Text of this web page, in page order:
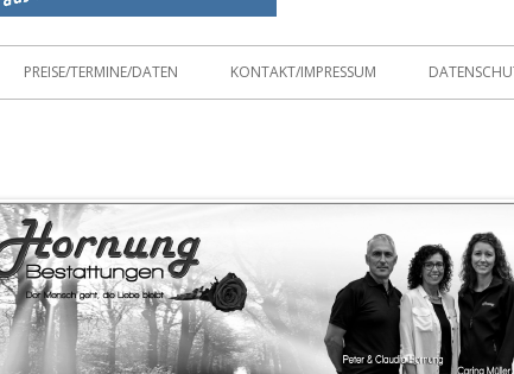
PREISE/TERMINE/DATEN KONTAKT/IMPRESSUM